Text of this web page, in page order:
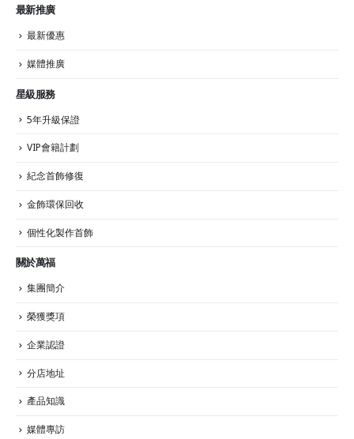
最新推廣
最新優惠
媒體推廣
星級服務
5年升級保證
VIP會籍計劃
紀念首飾修復
金飾環保回收
個性化製作首飾
關於萬福
集團簡介
榮獲獎項
企業認證
分店地址
產品知識
媒體專訪